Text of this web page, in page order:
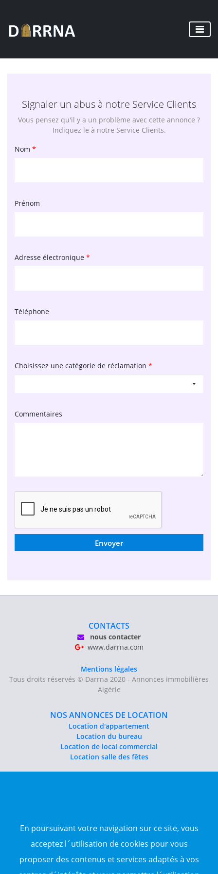
Signaler un abus à notre Service Clients
Vous pensez qu'il y a un problème avec cette annonce ?
Indiquez le à notre Service Clients.
Nom *
Prénom
Adresse électronique *
Téléphone
Choisissez une catégorie de réclamation *
Commentaires
Envoyer
En poursuivant votre navigation sur ce site, vous
acceptez l´utilisation de cookies pour vous
proposer des contenus et services adaptés à vos
CONTACTS
nous contacter
www.darrna.com
Mentions légales
Tous droits réservés © Darrna 2020 - Annonces immobilières
Algérie
NOS ANNONCES DE LOCATION
Location d'appartement
Location du bureau
Location de local commercial
Location salle des fêtes
Sitemap
TOP WILAYA
Annonce à 16-Alger
Annonce à 23-Annaba